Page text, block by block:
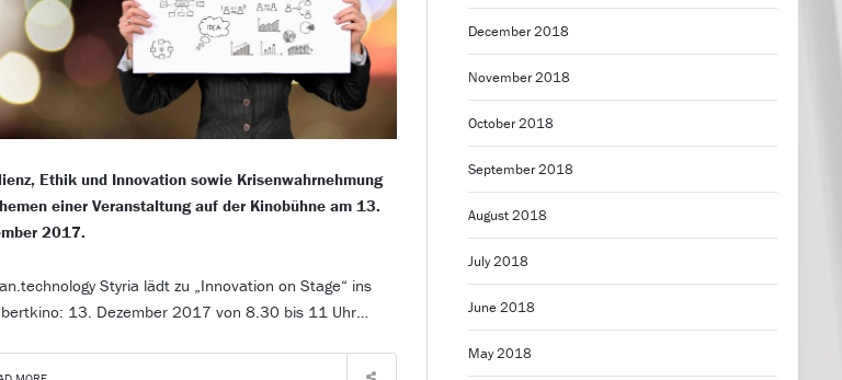
Ethik und Innovation sowie Krisenwahrnehmung
einer Veranstaltung auf der Kinobühne am 13.
2017.
Styria lädt zu „Innovation on Stage“ ins
13. Dezember 2017 von 8.30 bis 11 Uhr…
December 2018
November 2018
October 2018
September 2018
August 2018
July 2018
June 2018
May 2018